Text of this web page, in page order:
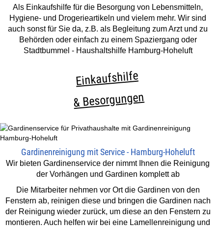
Als Einkaufshilfe für die Besorgung von Lebensmitteln,
Hygiene- und Drogerieartikeln und vielem mehr. Wir sind
auch sonst für Sie da, z.B. als Begleitung zum Arzt und zu
Behörden oder einfach zu einem Spaziergang oder
Stadtbummel - Haushaltshilfe Hamburg-Hoheluft
Einkaufshilfe
& Besorgungen
Gardinenreinigung mit Service - Hamburg-Hoheluft
Wir bieten Gardinenservice der nimmt Ihnen die Reinigung
der Vorhängen und Gardinen komplett ab
Die Mitarbeiter nehmen vor Ort die Gardinen von den
Fenstern ab, reinigen diese und bringen die Gardinen nach
der Reinigung wieder zurück, um diese an den Fenstern zu
montieren. Auch helfen wir bei eine Lamellenreinigung und